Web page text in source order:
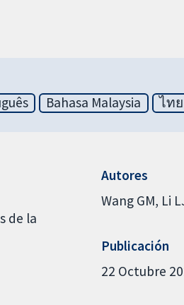
Bahasa Malaysia ไทย
de la
Autores
Wang GM Li
Publicación
22 Octubre